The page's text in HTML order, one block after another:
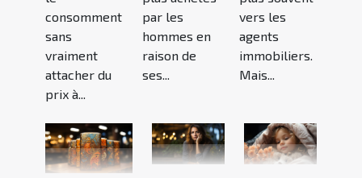
consomment
sans
vraiment
attacher du
prix à...
par les
hommes en
raison de
ses...
vers les
agents
immobiliers.
Mais...